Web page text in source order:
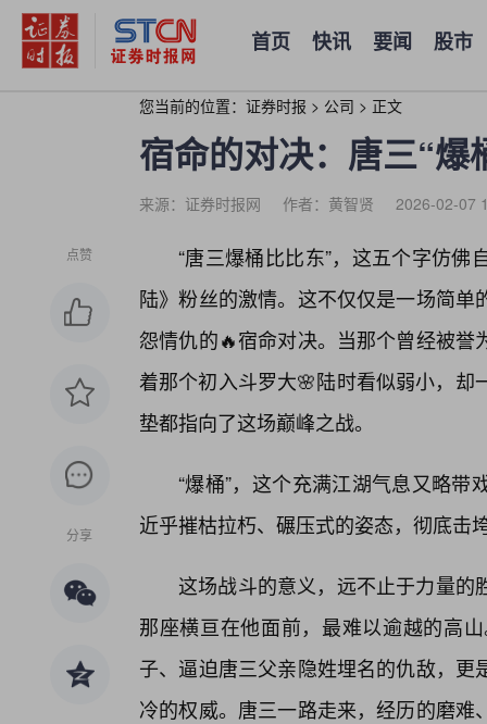
首页 快讯 要闻 股市
您当前的位置： 证券时报 > 公司 > 正文
宿命的对决：唐三“
来源：证券时报网 作者：黄智贤 2026-02-07
点赞
分享
“唐三爆桶比比东”，这五个字仿
陆》粉丝的激情。这不仅仅是一场简
怨情仇的🔥宿命对决。当那个曾经被
着那个初入斗罗大🌸陆时看似弱小，
垫都指向了这场巅峰之战。
“爆桶”，这个充满江湖气息又略
近乎摧枯拉朽、碾压式的姿态，彻底击
这场战斗的意义，远不止于力量
那座横亘在他面前，最难以逾越的高
子、逼迫唐三父亲隐姓埋名的仇敌，
冷的权威。唐三一路走来，经历的磨